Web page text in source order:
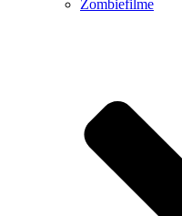
Zombiefilme